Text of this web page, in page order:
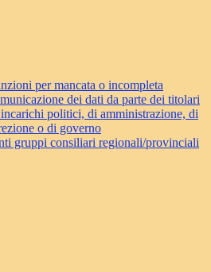
per mancata o incompleta
dei dati da parte dei titolari
politici, di amministrazione, di
o di governo
gruppi consiliari regionali/provinciali